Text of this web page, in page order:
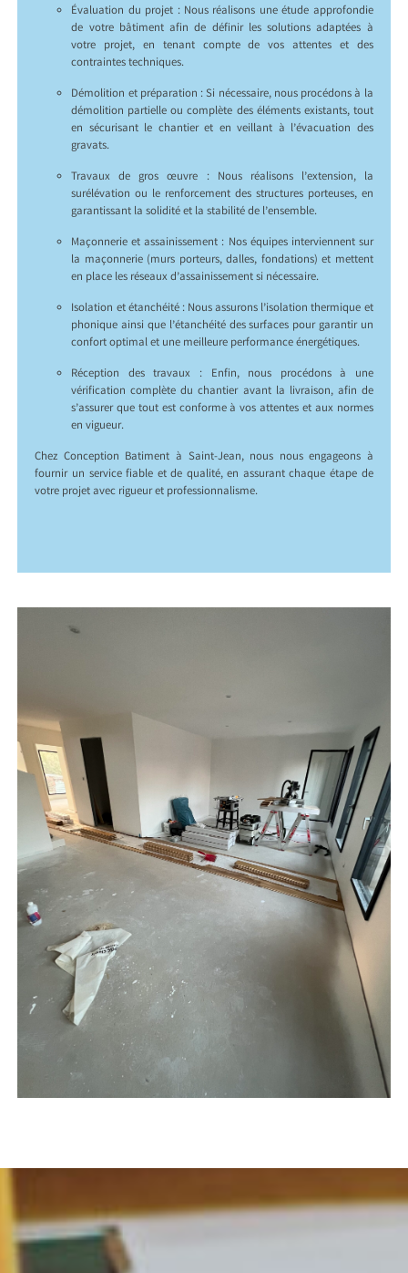
Évaluation du projet : Nous réalisons une étude approfondie
de votre bâtiment afin de définir les solutions adaptées à
votre projet, en tenant compte de vos attentes et des
contraintes techniques.
Démolition et préparation : Si nécessaire, nous procédons à la
démolition partielle ou complète des éléments existants, tout
en sécurisant le chantier et en veillant à l’évacuation des
gravats.
Travaux de gros œuvre : Nous réalisons l’extension, la
surélévation ou le renforcement des structures porteuses, en
garantissant la solidité et la stabilité de l’ensemble.
Maçonnerie et assainissement : Nos équipes interviennent sur
la maçonnerie (murs porteurs, dalles, fondations) et mettent
en place les réseaux d’assainissement si nécessaire.
Isolation et étanchéité : Nous assurons l’isolation thermique et
phonique ainsi que l’étanchéité des surfaces pour garantir un
confort optimal et une meilleure performance énergétiques.
Réception des travaux : Enfin, nous procédons à une
vérification complète du chantier avant la livraison, afin de
s’assurer que tout est conforme à vos attentes et aux normes
en vigueur.
Chez Conception Batiment à Saint-Jean, nous nous engageons à
fournir un service fiable et de qualité, en assurant chaque étape de
votre projet avec rigueur et professionnalisme.